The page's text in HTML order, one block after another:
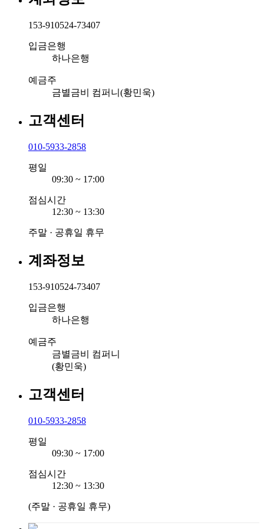
153-910524-73407
입금은행
하나은행
예금주
금별금비 컴퍼니(황민욱)
고객센터
010-5933-2858
평일
09:30 ~ 17:00
점심시간
12:30 ~ 13:30
주말 · 공휴일 휴무
계좌정보
153-910524-73407
입금은행
하나은행
예금주
금별금비 컴퍼니
(황민욱)
고객센터
010-5933-2858
평일
09:30 ~ 17:00
점심시간
12:30 ~ 13:30
(주말 · 공휴일 휴무)